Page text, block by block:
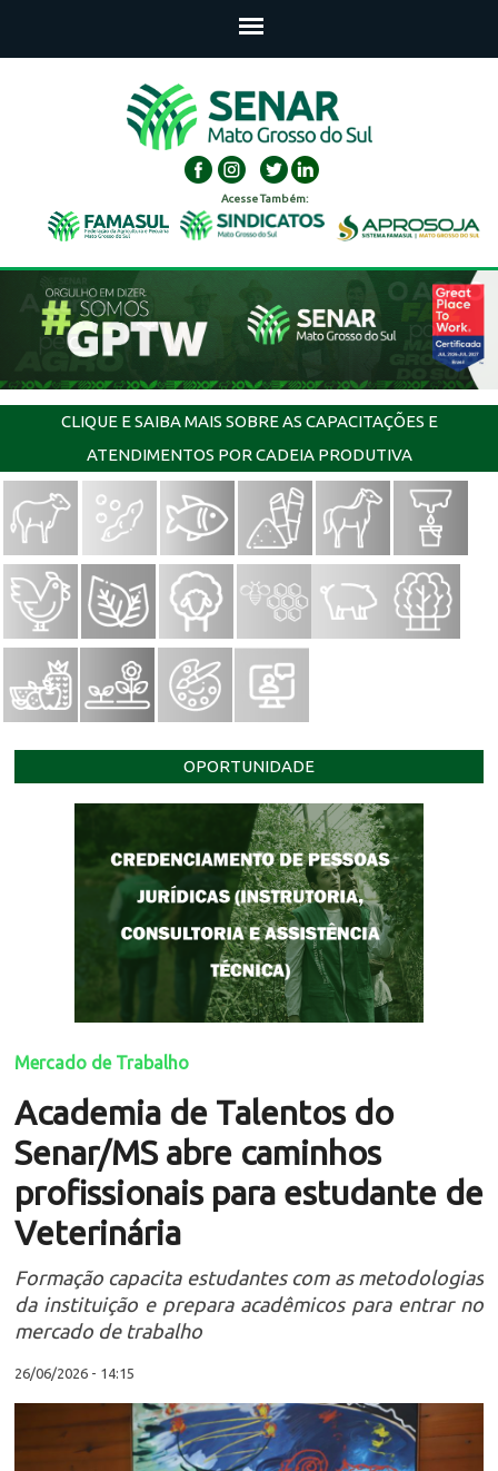
Acesse Também:
CLIQUE E SAIBA MAIS SOBRE AS CAPACITAÇÕES E
ATENDIMENTOS POR CADEIA PRODUTIVA
OPORTUNIDADE
Mercado de Trabalho
Academia de Talentos do
Senar/MS abre caminhos
profissionais para estudante de
Veterinária
Formação capacita estudantes com as metodologias
da instituição e prepara acadêmicos para entrar no
mercado de trabalho
26/06/2026 - 14:15